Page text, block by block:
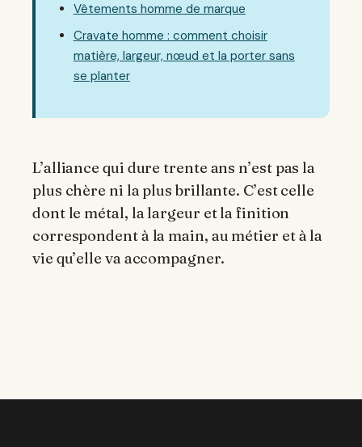
Vêtements homme de marque
Cravate homme : comment choisir
matière, largeur, nœud et la porter sans
se planter
L’alliance qui dure trente ans n’est pas la
plus chère ni la plus brillante. C’est celle
dont le métal, la largeur et la finition
correspondent à la main, au métier et à la
vie qu’elle va accompagner.